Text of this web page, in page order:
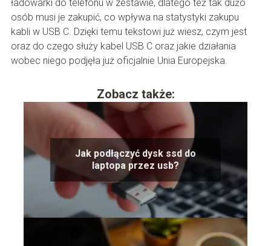
ładowarki do telefonu w zestawie, dlatego też tak dużo
osób musi je zakupić, co wpływa na statystyki zakupu
kabli w USB C. Dzięki temu tekstowi już wiesz, czym jest
oraz do czego służy kabel USB C oraz jakie działania
wobec niego podjęła już oficjalnie Unia Europejska.
Zobacz także:
Jak podłączyć dysk ssd do
laptopa przez usb?